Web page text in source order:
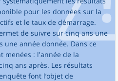
pour les données sur la
et le taux de démarrage.
de suivre sur cinq ans une
une année donnée. Dans ce
menées : l'année de la
ans après. Les résultats
font l’objet de